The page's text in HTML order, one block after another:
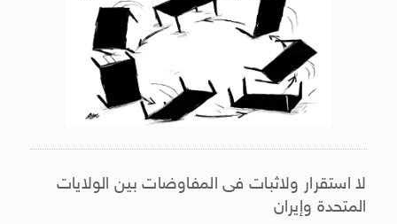
لا استقرار ولاثبات فى المفاوضات بين الولايات
المتحدة وإيران